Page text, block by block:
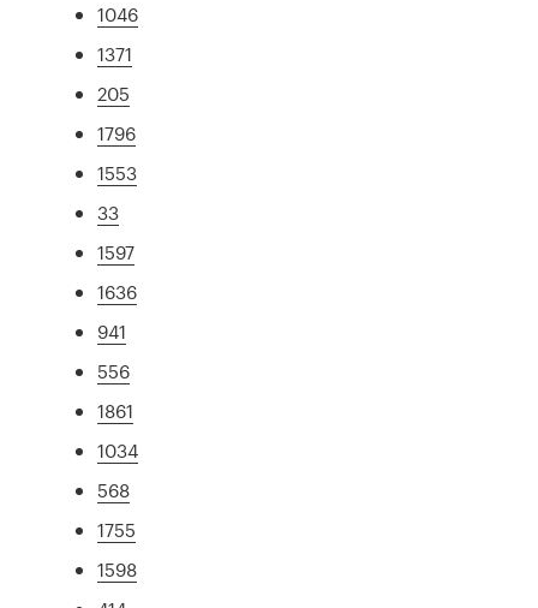
1046
1371
205
1796
1553
33
1597
1636
941
556
1861
1034
568
1755
1598